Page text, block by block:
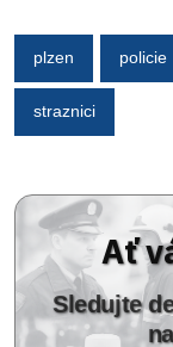
plzen policie
straznici
Ať
Sledujte